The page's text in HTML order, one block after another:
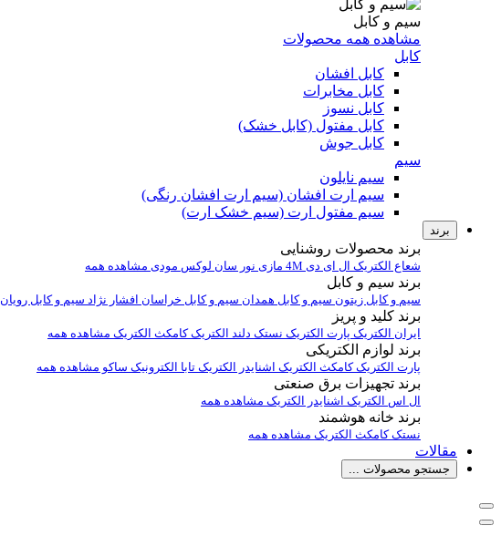
سیم و کابل
مشاهده همه محصولات
کابل
کابل افشان
کابل مخابرات
کابل نسوز
کابل مفتول (کابل خشک)
کابل جوش
سیم
سیم نایلون
سیم ارت افشان (سیم ارت افشان رنگی)
سیم مفتول ارت (سیم خشک ارت)
برند
برند محصولات روشنایی
شعاع الکتریک ال ای دی 4M مازی نور سان لوکس مودی مشاهده همه
برند سیم و کابل
سیم و کابل زیتون سیم و کابل همدان سیم و کابل خراسان افشار نژاد سیم و کابل رویان
برند کلید و پریز
ایران الکتریک پارت الکتریک نستک دلند الکتریککامکث الکتریک مشاهده همه
برند لوازم الکتریکی
پارت الکتریککامکث الکتریک اشنایدر الکتریک تابا الکترونیک ساکو مشاهده همه
برند تجهیزات برق صنعتی
ال اس الکتریک اشنایدر الکتریک مشاهده همه
برند خانه هوشمند
نستککامکث الکتریک مشاهده همه
مقالات
جستجو محصولات ...